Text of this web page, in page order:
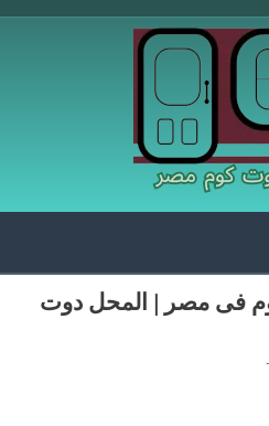
فى مصر | المحل دوت